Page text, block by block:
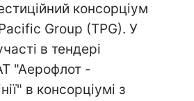
консорціум
Group (TPG). У
в тендері
"Аерофлот -
в консорціумі з